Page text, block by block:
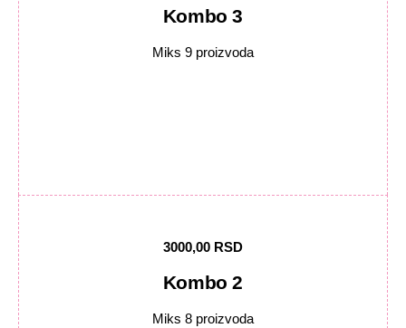
3000,00 RSD
Kombo 2
Miks 8 proizvoda
Kombo 3
Miks 9 proizvoda